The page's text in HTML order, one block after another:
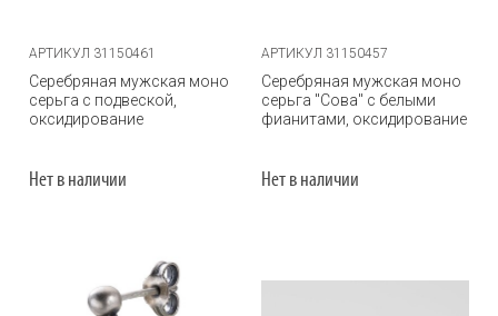
АРТИКУЛ 31150461
Серебряная мужская моно
серьга с подвеской,
оксидирование
Нет в наличии
АРТИКУЛ 31150457
Серебряная мужская моно
серьга "Сова" с белыми
фианитами, оксидирование
Нет в наличии